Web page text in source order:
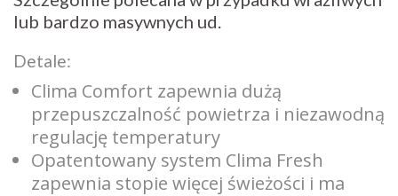
lub bardzo masywnych ud.
Detale:
Clima Comfort zapewnia dużą
przepuszczalność powietrza i niezawodną
regulację temperatury
Opatentowany system Clima Fresh
zapewnia stopie więcej świeżości i ma